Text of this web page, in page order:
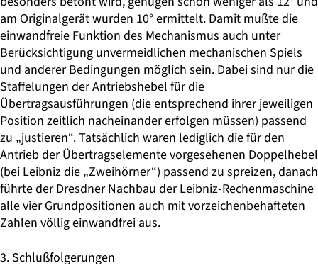
am Originalgerät wurden 10° ermittelt. Damit mußte die
einwandfreie Funktion des Mechanismus auch unter
Berücksichtigung unvermeidlichen mechanischen Spiels
und anderer Bedingungen möglich sein. Dabei sind nur die
Staffelungen der Antriebshebel für die
Übertragsausführungen (die entsprechend ihrer jeweiligen
Position zeitlich nacheinander erfolgen müssen) passend
zu „justieren“. Tatsächlich waren lediglich die für den
Antrieb der Übertragselemente vorgesehenen Doppelhebel
(bei Leibniz die „Zweihörner“) passend zu spreizen, danach
führte der Dresdner Nachbau der Leibniz-Rechenmaschine
alle vier Grundpositionen auch mit vorzeichen­behafteten
Zahlen völlig einwandfrei aus.
3. Schlußfolgerungen